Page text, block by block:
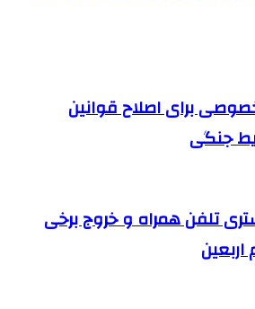
برای اصلاح قوانین
جنگی
تلفن همراه و خروج برخی
اربعین